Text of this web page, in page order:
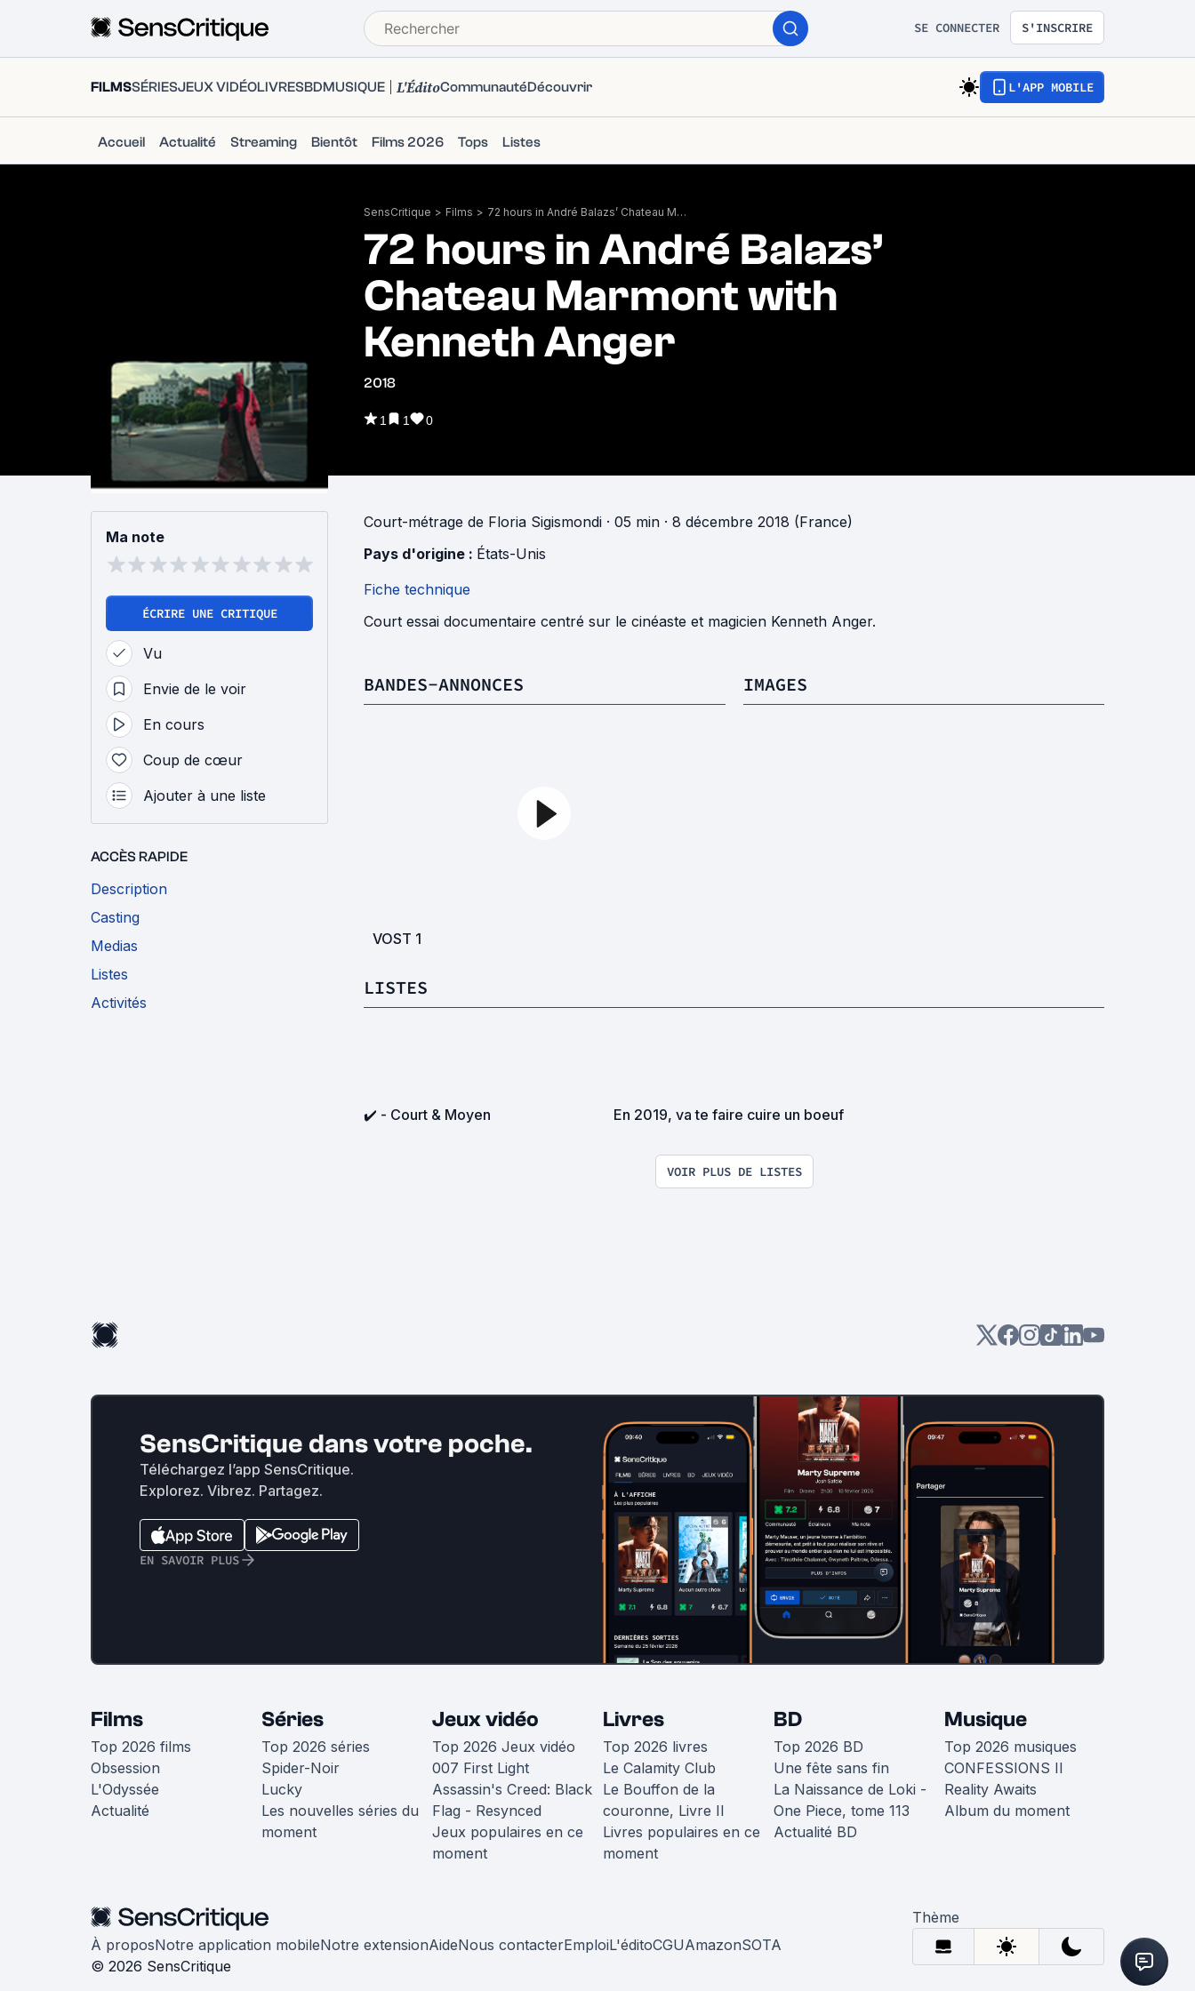
SE CONNECTER S'INSCRIRE
FILMSSÉRIESJEUX VIDÉOLIVRESBDMUSIQUE L'ÉditoCommunautéDécouvrir L'APP MOBILE
Accueil Actualité Streaming Bientôt Films 2026 Tops Listes
SensCritique > Films > 72 hours in André Balazs’ Chateau Marmont with Kenneth Anger
72 hours in André Balazs’
Chateau Marmont with
Kenneth Anger
2018
1 1 0
Ma note
ÉCRIRE UNE CRITIQUE
Vu
Envie de le voir
En cours
Coup de cœur
Ajouter à une liste
ACCÈS RAPIDE
Description
Casting
Medias
Listes
Activités
Court-métrage de Floria Sigismondi · 05 min · 8 décembre 2018 (France)
Pays d'origine : États-Unis
Fiche technique
Court essai documentaire centré sur le cinéaste et magicien Kenneth Anger.
BANDES-ANNONCES
VOST 1
IMAGES
LISTES
✔️ - Court & Moyen En 2019, va te faire cuire un boeuf
VOIR PLUS DE LISTES
SensCritique dans votre poche.
Téléchargez l’app SensCritique.
Explorez. Vibrez. Partagez.
EN SAVOIR PLUS
Films
Top 2026 films
Obsession
L'Odyssée
Actualité
Séries
Top 2026 séries
Spider-Noir
Lucky
Les nouvelles séries du
moment
Jeux vidéo
Top 2026 Jeux vidéo
007 First Light
Assassin's Creed: Black
Flag - Resynced
Jeux populaires en ce
moment
Livres
Top 2026 livres
Le Calamity Club
Le Bouffon de la
couronne, Livre II
Livres populaires en ce
moment
BD
Top 2026 BD
Une fête sans fin
La Naissance de Loki -
One Piece, tome 113
Actualité BD
Musique
Top 2026 musiques
CONFESSIONS II
Reality Awaits
Album du moment
À proposNotre application mobileNotre extensionAideNous contacterEmploiL'éditoCGUAmazonSOTA
© 2026 SensCritique
Thème